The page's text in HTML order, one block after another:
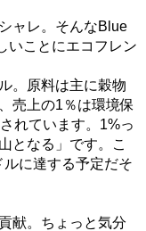
ャレ。そんなBlue
いことにエコフレン
。原料は主に穀物
売上の1％は環境保
されています。1%っ
となる」です。こ
に達する予定だそ
献。ちょっと気分